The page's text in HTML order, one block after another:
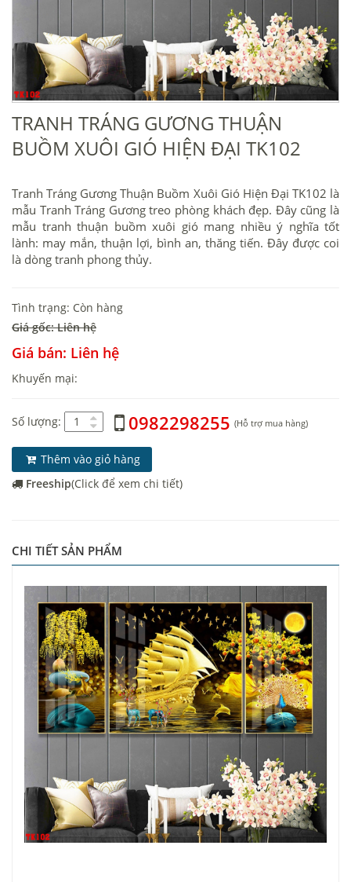
TRANH TRÁNG GƯƠNG THUẬN
BUỒM XUÔI GIÓ HIỆN ĐẠI TK102
Tranh Tráng Gương Thuận Buồm Xuôi Gió Hiện Đại TK102 là
mẫu Tranh Tráng Gương treo phòng khách đẹp. Đây cũng là
mẫu tranh thuận buồm xuôi gió mang nhiều ý nghĩa tốt
lành: may mắn, thuận lợi, bình an, thăng tiến. Đây được coi
là dòng tranh phong thủy.
Tình trạng: Còn hàng
Giá gốc: Liên hệ
Giá bán: Liên hệ
Khuyến mại:
Số lượng: 0982298255 (Hỗ trợ mua hàng)
Thêm vào giỏ hàng
Freeship(Click để xem chi tiết)
CHI TIẾT SẢN PHẨM